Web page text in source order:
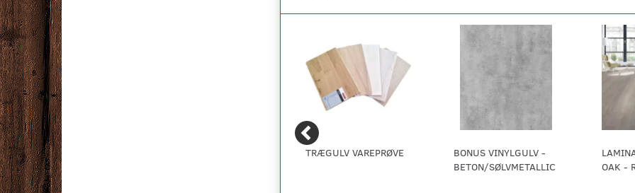
PRIMO SELVKLÆBENDE
FODLISTE FL 60 TYND
TRÆGULV VAREPRØVE
BONUS VINYLGULV -
BETON/SØLVMETALLIC
OAK -